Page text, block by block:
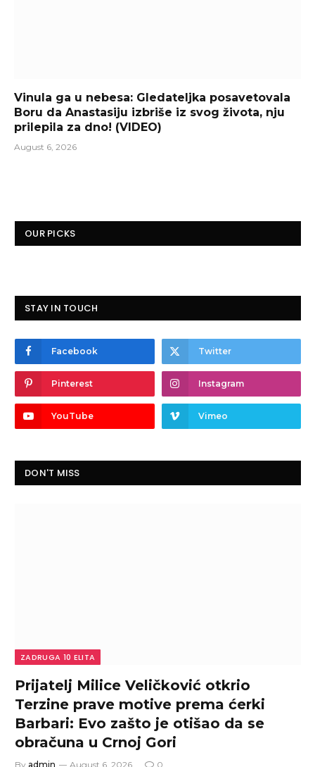
Vinula ga u nebesa: Gledateljka posavetovala
Boru da Anastasiju izbriše iz svog života, nju
prilepila za dno! (VIDEO)
August 6, 2026
OUR PICKS
STAY IN TOUCH
Facebook Twitter
Pinterest Instagram
YouTube Vimeo
DON'T MISS
ZADRUGA 10 ELITA
Prijatelj Milice Veličković otkrio
Terzine prave motive prema ćerki
Barbari: Evo zašto je otišao da se
obračuna u Crnoj Gori
By admin August 6, 2026 0